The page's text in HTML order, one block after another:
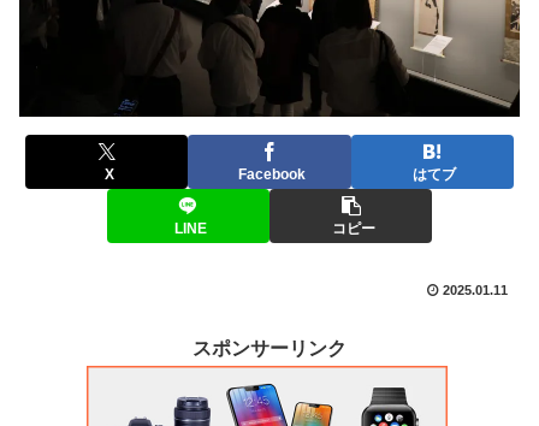
X Facebook はてブ
LINE コピー
2025.01.11
スポンサーリンク